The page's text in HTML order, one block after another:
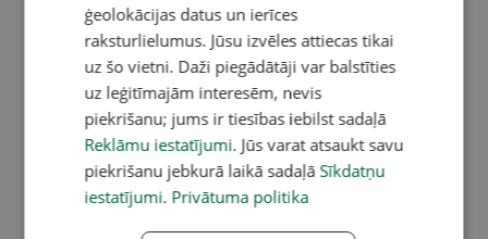
ģeolokācijas datus un ierīces
raksturlielumus. Jūsu izvēles attiecas tikai
uz šo vietni. Daži piegādātāji var balstīties
uz leģitīmajām interesēm, nevis
piekrišanu; jums ir tiesības iebilst sadaļā
Reklāmu iestatījumi. Jūs varat atsaukt savu
piekrišanu jebkurā laikā sadaļā Sīkdatņu
iestatījumi. Privātuma politika